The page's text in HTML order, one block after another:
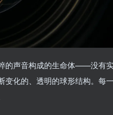
的声音构成的生命体——没有
化的、透明的球形结构。每